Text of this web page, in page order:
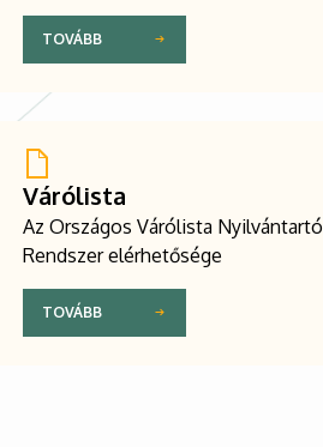
TOVÁBB
Várólista
Az Országos Várólista Nyilvántartó
Rendszer elérhetősége
TOVÁBB